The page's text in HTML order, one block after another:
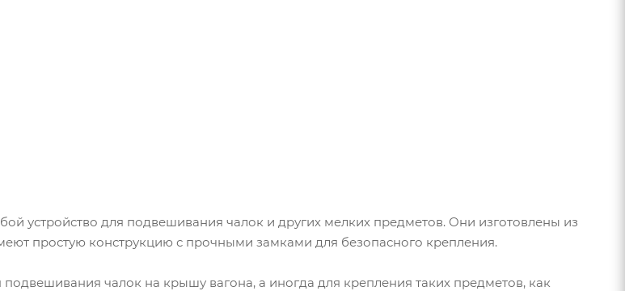
устройство для подвешивания чалок и других мелких предметов. Они изготовлены из
простую конструкцию с прочными замками для безопасного крепления.
чалок на крышу вагона, а иногда для крепления таких предметов, как